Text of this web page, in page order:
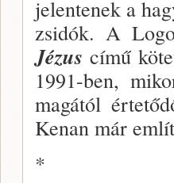
jelentenek a
zsidók. A
Jézus című
1991-ben,
magától
Kenan már
*